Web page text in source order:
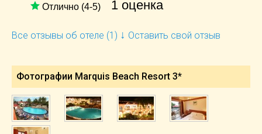
Отлично (4-5) 1 оценка
Все отзывы об отеле (1) ↓ Оставить свой отзыв
Фотографии Marquis Beach Resort 3*